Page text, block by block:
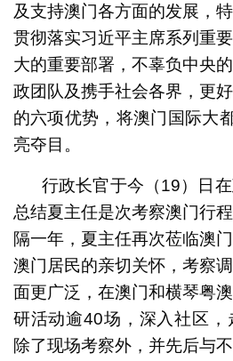
及支持澳门各方面的发展，
贯彻落实习近平主席系列重
大的重要部署，不辜负中央
政团队及携手社会各界，更
的六项优势，将澳门国际大
亮夺目。
行政长官于今（19）日
总结夏主任是次考察澳门行
隔一年，夏主任再次莅临澳
澳门居民的亲切关怀，考察
面更广泛，在澳门和横琴粤
研活动逾40场，深入社区，
除了现场考察外，并先后与